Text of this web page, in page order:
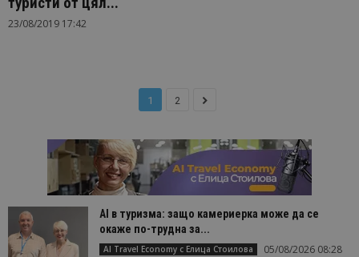
23/08/2019 17:42
1 2
AI в туризма: защо камериерка може да се
окаже по-трудна за...
AI Travel Economy с Елица Стоилова 05/08/2026 08:28